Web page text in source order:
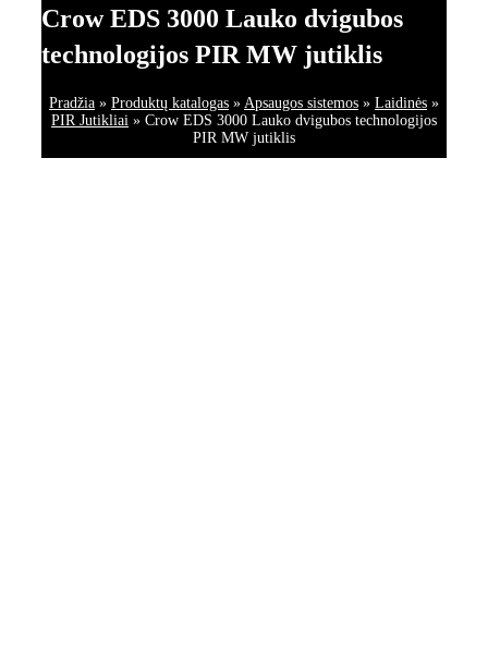
Crow EDS 3000 Lauko dvigubos
technologijos PIR MW jutiklis
Pradžia » Produktų katalogas » Apsaugos sistemos » Laidinės »
PIR Jutikliai » Crow EDS 3000 Lauko dvigubos technologijos
PIR MW jutiklis